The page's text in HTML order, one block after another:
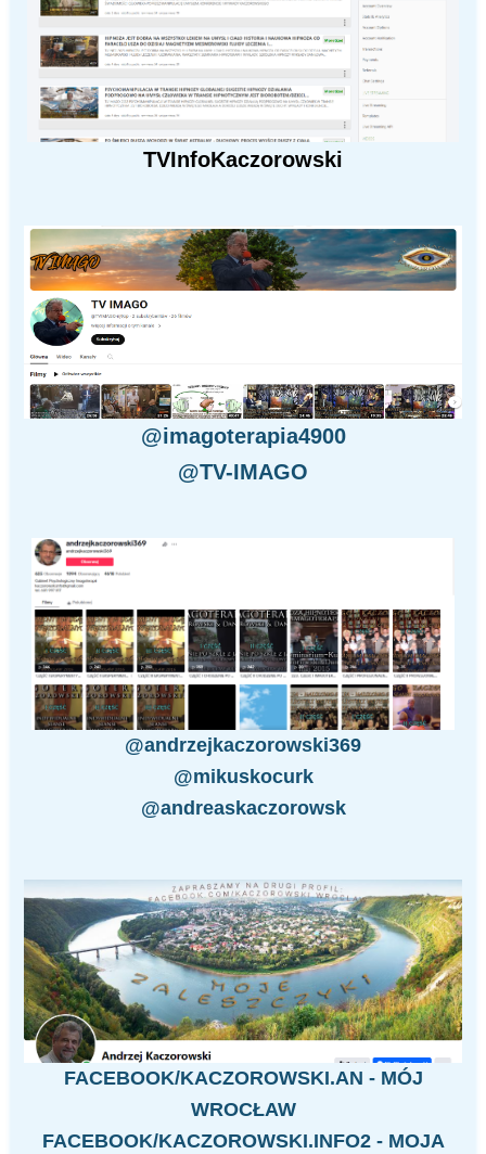
TVInfoKaczorowski
@imagoterapia4900
@TV-IMAGO
@andrzejkaczorowski369
@mikuskocurk
@andreaskaczorowsk
FACEBOOK/KACZOROWSKI.AN - MÓJ
WROCŁAW
FACEBOOK/KACZOROWSKI.INFO2 - MOJA